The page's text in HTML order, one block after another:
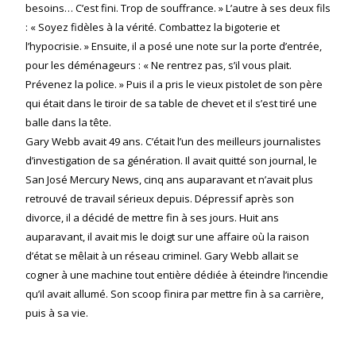
besoins… C’est fini. Trop de souffrance. » L’autre à ses deux fils
: « Soyez fidèles à la vérité. Combattez la bigoterie et
l’hypocrisie. » Ensuite, il a posé une note sur la porte d’entrée,
pour les déménageurs : « Ne rentrez pas, s’il vous plait.
Prévenez la police. » Puis il a pris le vieux pistolet de son père
qui était dans le tiroir de sa table de chevet et il s’est tiré une
balle dans la tête.
Gary Webb avait 49 ans. C’était l’un des meilleurs journalistes
d’investigation de sa génération. Il avait quitté son journal, le
San José Mercury News, cinq ans auparavant et n’avait plus
retrouvé de travail sérieux depuis. Dépressif après son
divorce, il a décidé de mettre fin à ses jours. Huit ans
auparavant, il avait mis le doigt sur une affaire où la raison
d’état se mêlait à un réseau criminel. Gary Webb allait se
cogner à une machine tout entière dédiée à éteindre l’incendie
qu’il avait allumé. Son scoop finira par mettre fin à sa carrière,
puis à sa vie.